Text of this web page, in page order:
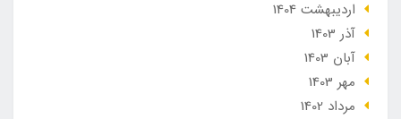
ارديبهشت 1404
آذر 1403
آبان 1403
مهر 1403
مرداد 1402